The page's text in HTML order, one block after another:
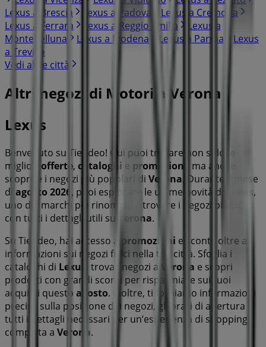
Lexus a Brescia
Lexus a Padova
Lexus a Cremona
Lexus a Ferrara
Lexus a Reggio Emilia
Lexus a
Montebelluna
Lexus a Modena Lexus a Parma
Lexus
a Treviso
Vedi altre città
Altri negozi di Motori a Verona
Lexus
Benvenuto su Tiendeo! Qui puoi trovare non solo le
migliori offerte, cataloghi e promozioni
, ma anche
scoprire i negozi più popolari di Verona. Durante il mese
di agosto 2026 , puoi esplorare le ultime novità di Lexus,
uno dei marchi più rinomati, e trovare i negozi più vicini
con tutti i dettagli utili su
Verona.
Su Tiendeo, hai accesso a
promozioni e sconti, oltre a
informazioni sui negozi fisici nella tua città. Sfoglia i
cataloghi di Lexus , trova i negozi a Verona e scopri
prodotti con grandi sconti per risparmiare sui tuoi
acquisti questo agosto. Inoltre, ti forniamo informazioni
precise sulla posizione dei negozi, gli orari di apertura e
tutti i dettagli necessari per un’esperienza di shopping
completa a Verona.